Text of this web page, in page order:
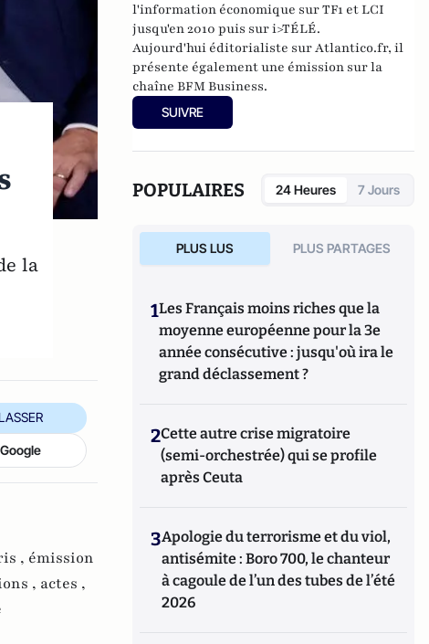
la
, émission
, actes ,
l'information économique sur TF1 et LCI
jusqu'en 2010 puis sur i>TÉLÉ.
Aujourd'hui éditorialiste sur Atlantico.fr, il
présente également une émission sur la
chaîne BFM Business.
SUIVRE
POPULAIRES 24 Heures 7 Jours
PLUS LUS PLUS PARTAGES
1Les Français moins riches que la
moyenne européenne pour la 3e
année consécutive : jusqu'où ira le
grand déclassement ?
2Cette autre crise migratoire
(semi-orchestrée) qui se profile
après Ceuta
3Apologie du terrorisme et du viol,
antisémite : Boro 700, le chanteur
à cagoule de l’un des tubes de l’été
2026